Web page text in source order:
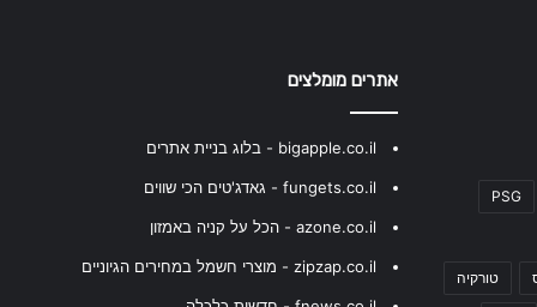
PSG
טורקיה
אתרים מומלצים
bigapple.co.il - בלוג בניית אתרים
fungets.co.il - גאדג'טים הכי שווים
azone.co.il - הכל על קניה באמזון
zipzap.co.il - מוצרי חשמל במחירים הגיוניים